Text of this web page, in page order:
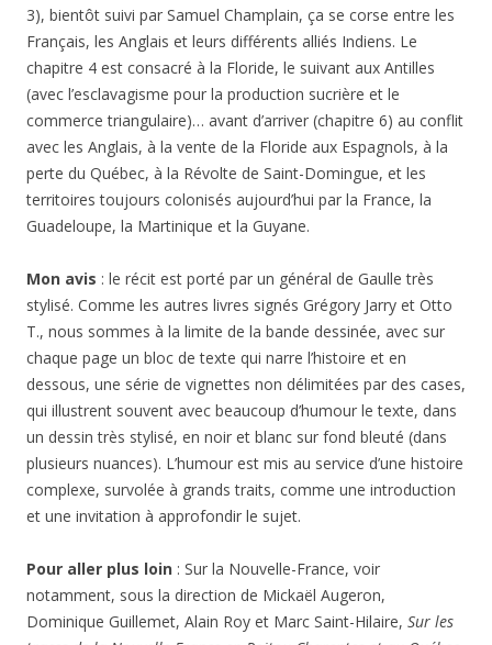
3), bientôt suivi par Samuel Champlain, ça se corse entre les
Français, les Anglais et leurs différents alliés Indiens. Le
chapitre 4 est consacré à la Floride, le suivant aux Antilles
(avec l’esclavagisme pour la production sucrière et le
commerce triangulaire)… avant d’arriver (chapitre 6) au conflit
avec les Anglais, à la vente de la Floride aux Espagnols, à la
perte du Québec, à la Révolte de Saint-Domingue, et les
territoires toujours colonisés aujourd’hui par la France, la
Guadeloupe, la Martinique et la Guyane.
Mon avis : le récit est porté par un général de Gaulle très
stylisé. Comme les autres livres signés Grégory Jarry et Otto
T., nous sommes à la limite de la bande dessinée, avec sur
chaque page un bloc de texte qui narre l’histoire et en
dessous, une série de vignettes non délimitées par des cases,
qui illustrent souvent avec beaucoup d’humour le texte, dans
un dessin très stylisé, en noir et blanc sur fond bleuté (dans
plusieurs nuances). L’humour est mis au service d’une histoire
complexe, survolée à grands traits, comme une introduction
et une invitation à approfondir le sujet.
Pour aller plus loin : Sur la Nouvelle-France, voir
notamment, sous la direction de Mickaël Augeron,
Dominique Guillemet, Alain Roy et Marc Saint-Hilaire, Sur les